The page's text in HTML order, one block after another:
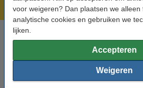
voor weigeren? Dan plaatsen we alleen
analytische cookies en gebruiken we
lijken.
Accepteren
Weigeren
Laagsteprijsgarantie!
Hulp nodig? Bel ons op
Op werkdagen van 9.00 tot
Accu's